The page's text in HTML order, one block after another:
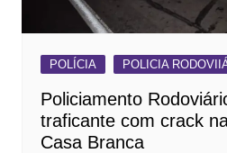
POLÍCIA POLICIA
Policiamento
traficante com crack
Casa Branca